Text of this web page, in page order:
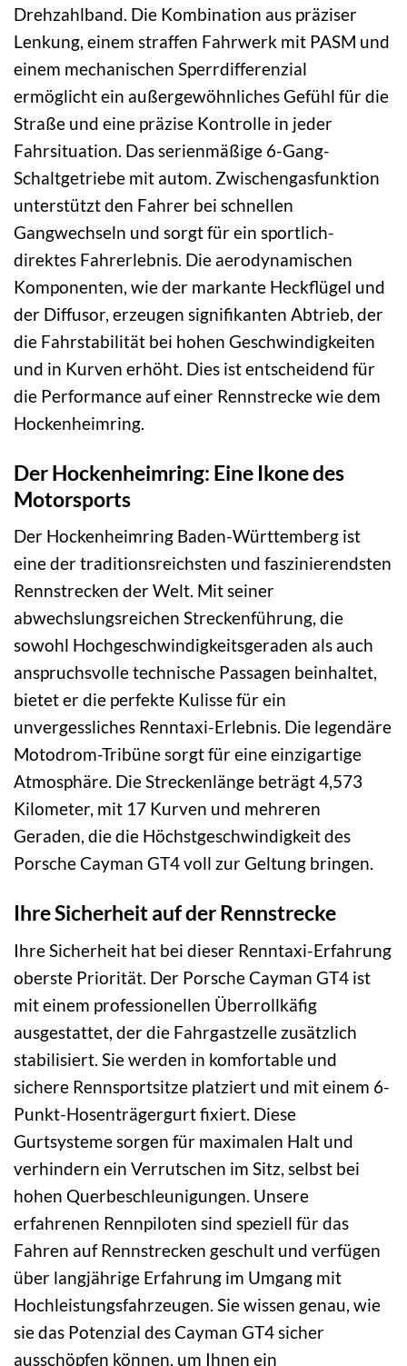
Drehzahlband. Die Kombination aus präziser
Lenkung, einem straffen Fahrwerk mit PASM und
einem mechanischen Sperrdifferenzial
ermöglicht ein außergewöhnliches Gefühl für die
Straße und eine präzise Kontrolle in jeder
Fahrsituation. Das serienmäßige 6-Gang-
Schaltgetriebe mit autom. Zwischengasfunktion
unterstützt den Fahrer bei schnellen
Gangwechseln und sorgt für ein sportlich-
direktes Fahrerlebnis. Die aerodynamischen
Komponenten, wie der markante Heckflügel und
der Diffusor, erzeugen signifikanten Abtrieb, der
die Fahrstabilität bei hohen Geschwindigkeiten
und in Kurven erhöht. Dies ist entscheidend für
die Performance auf einer Rennstrecke wie dem
Hockenheimring.
Der Hockenheimring: Eine Ikone des
Motorsports
Der Hockenheimring Baden-Württemberg ist
eine der traditionsreichsten und faszinierendsten
Rennstrecken der Welt. Mit seiner
abwechslungsreichen Streckenführung, die
sowohl Hochgeschwindigkeitsgeraden als auch
anspruchsvolle technische Passagen beinhaltet,
bietet er die perfekte Kulisse für ein
unvergessliches Renntaxi-Erlebnis. Die legendäre
Motodrom-Tribüne sorgt für eine einzigartige
Atmosphäre. Die Streckenlänge beträgt 4,573
Kilometer, mit 17 Kurven und mehreren
Geraden, die die Höchstgeschwindigkeit des
Porsche Cayman GT4 voll zur Geltung bringen.
Ihre Sicherheit auf der Rennstrecke
Ihre Sicherheit hat bei dieser Renntaxi-Erfahrung
oberste Priorität. Der Porsche Cayman GT4 ist
mit einem professionellen Überrollkäfig
ausgestattet, der die Fahrgastzelle zusätzlich
stabilisiert. Sie werden in komfortable und
sichere Rennsportsitze platziert und mit einem 6-
Punkt-Hosenträgergurt fixiert. Diese
Gurtsysteme sorgen für maximalen Halt und
verhindern ein Verrutschen im Sitz, selbst bei
hohen Querbeschleunigungen. Unsere
erfahrenen Rennpiloten sind speziell für das
Fahren auf Rennstrecken geschult und verfügen
über langjährige Erfahrung im Umgang mit
Hochleistungsfahrzeugen. Sie wissen genau, wie
sie das Potenzial des Cayman GT4 sicher
ausschöpfen können, um Ihnen ein